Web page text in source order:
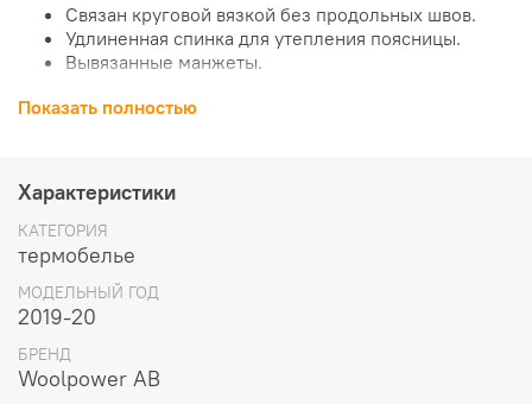
Cвязан круговой вязкой без продольных швов.
Удлиненная спинка для утепления поясницы.
Вывязанные манжеты.
Цвет: черный, голубой, красный, зеленый.
86-92
110-116
122-128
134-140
Состав материала
полиэстер, 13% полиамид, 2 % эластан.
Показать полностью
Характеристики
КАТЕГОРИЯ
термобелье
МОДЕЛЬНЫЙ ГОД
2019-20
БРЕНД
Woolpower AB